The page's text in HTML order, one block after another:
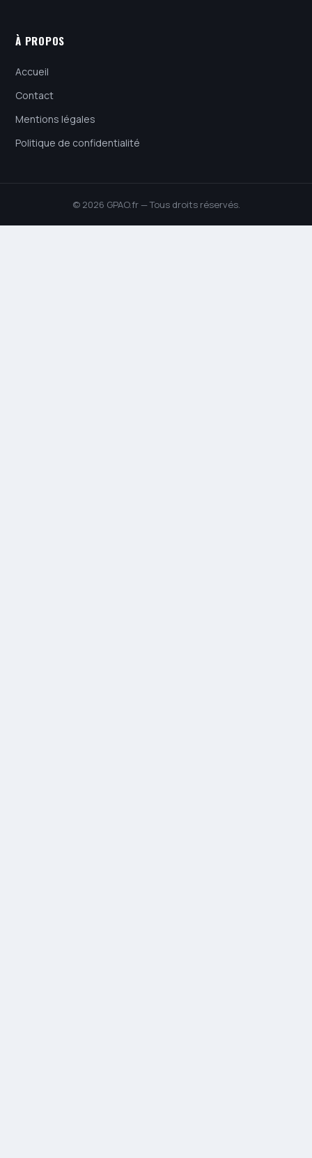
À PROPOS
Accueil
Contact
Mentions légales
Politique de confidentialité
© 2026 GPAO.fr — Tous droits réservés.